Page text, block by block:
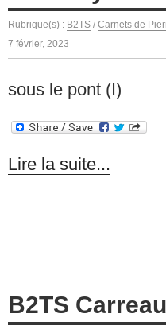
Rubrique(s) : B2TS / Carnets de
7 février, 2023
sous le pont (I)
Lire la suite...
B2TS